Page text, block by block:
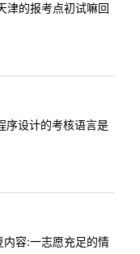
的报考点初试嘛回
序设计的考核语言是
容:一志愿充足的情